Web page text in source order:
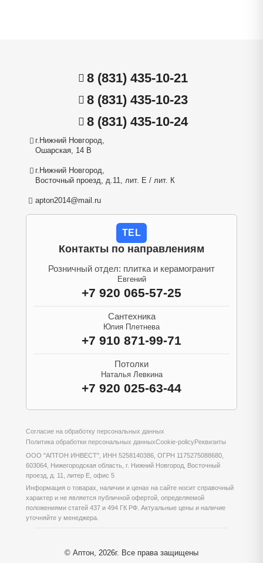
8 (831) 435-10-21
8 (831) 435-10-23
8 (831) 435-10-24
г.Нижний Новгород,
Ошарская, 14 В
г.Нижний Новгород,
Восточный проезд, д.11, лит. Е / лит. К
apton2014@mail.ru
TEL
Контакты по направлениям
Розничный отдел: плитка и керамогранит
Евгений
+7 920 065-57-25
Сантехника
Юлия Плетнева
+7 910 871-99-71
Потолки
Наталья Левкина
+7 920 025-63-44
Согласие на обработку персональных данных
Политика обработки персональных данныхCookie-policyРеквизиты
ООО "АПТОН ИНВЕСТ", ИНН 5258140386, ОГРН 1175275088680,
603064, Нижегородская область, г. Нижний Новгород, Восточный
проезд, д. 11, литер Е, офис 5
Информация о товарах, наличии и ценах на сайте носит справочный
характер и не является публичной офертой, определяемой
положениями статей 437 и 494 ГК РФ. Актуальные цены и наличие
уточняйте у менеджера.
© Аптон, 2026г. Все права защищены